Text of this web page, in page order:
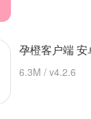
6.3M / v4.2.6